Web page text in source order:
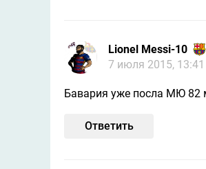
Lionel Messi-10
7 июля 2015, 13:41
Бавария уже посла МЮ 82
Ответить